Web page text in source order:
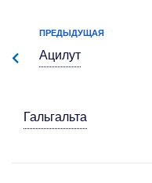
ПРЕДЫДУЩАЯ
Ацилут
Гальгальта